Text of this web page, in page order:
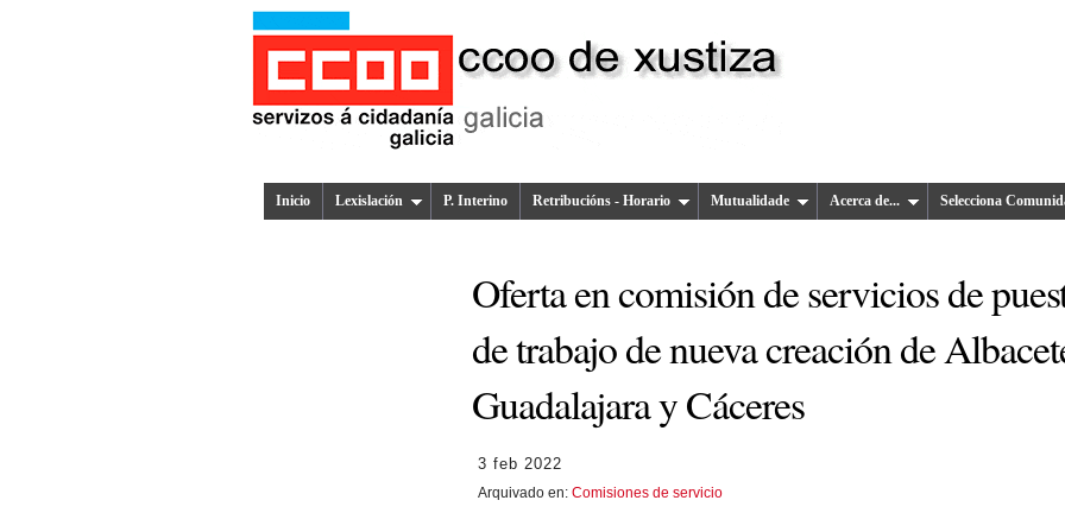
Inicio Lexislación P. Interino Retribucións - Horario Mutualidade Acerca de... Selecciona
Oferta en comisión de servicios de
de trabajo de nueva creación de
Guadalajara y Cáceres
3 feb 2022
Arquivado en: Comisiones de servicio